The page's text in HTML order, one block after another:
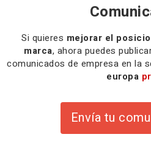
Si quieres mejorar el
marca, ahora puedes
comunicados de empresa en la
europa
Envía tu